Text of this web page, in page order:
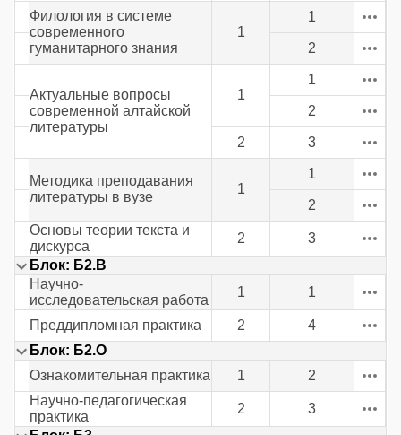
Филология в системе
современного
гуманитарного знания
1
1
2
Актуальные вопросы
современной алтайской
литературы
1
1
2
2 3
Методика преподавания
литературы в вузе
1
1
2
Основы теории текста и
дискурса
2
3
Блок: Б2.В
Научно-
исследовательская работа
1 1
Преддипломная практика 2
4
Блок: Б2.О
Ознакомительная практика
1
2
Научно-педагогическая
практика
2
3